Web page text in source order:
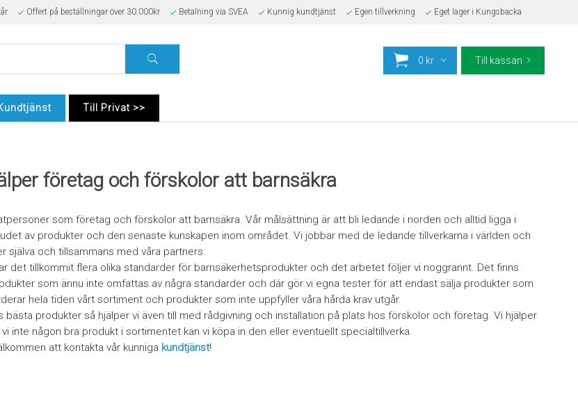
Offert på beställningar över 30.000kr Betalning via SVEA Kunnig kundtjänst Egen tillverkning Eget lager i Kungsbacka
Till Privat >>
Till kassan
0 kr
företag och förskolor att barnsäkra
som företag och förskolor att barnsäkra. Vår målsättning är att bli ledande i norden och alltid ligga i
av produkter och den senaste kunskapen inom området. Vi jobbar med de ledande tillverkarna i världen och
själva och tillsammans med våra partners.
det tillkommit flera olika standarder för barnsäkerhetsprodukter och det arbetet följer vi noggrannt. Det finns
som ännu inte omfattas av några standarder och där gör vi egna tester för att endast sälja produkter som
hela tiden vårt sortiment och produkter som inte uppfyller våra hårda krav utgår.
bästa produkter så hjälper vi även till med rådgivning och installation på plats hos förskolor och företag. Vi hjälper
inte någon bra produkt i sortimentet kan vi köpa in den eller eventuellt specialtillverka.
att kontakta vår kunniga kundtjänst!